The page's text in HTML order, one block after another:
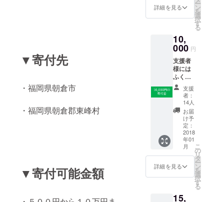
▼寄付先
・福岡県朝倉市
・福岡県朝倉郡東峰村
▼寄付可能金額
す。
詳細を見る ー
ン
を
選
択
す
る
10,
000 円
支援者
様には
ふくお
かフィ
ナン
シャル
グルー
プより
お礼の
メッ
セージ
をお送
りしま
す。
支援
者：
14人
お届
け予
定：
2018
年01
月
詳細を見る
こ
の
リ
タ
ー
ン
を
選
択
す
る
15,